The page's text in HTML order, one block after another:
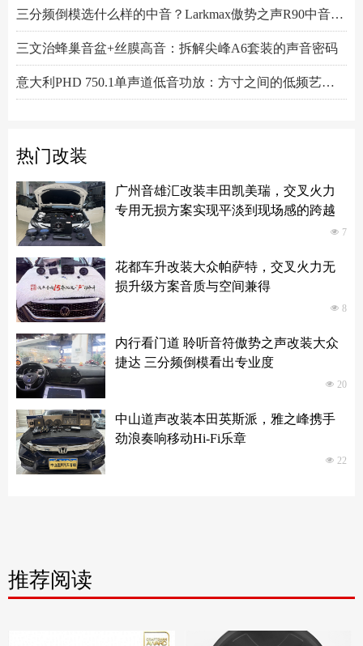
热门改装
广州音雄汇改装丰田凯美瑞，交叉火力
专用无损方案实现平淡到现场感的跨越
넶 7
花都车升改装大众帕萨特，交叉火力无
损升级方案音质与空间兼得
넶 8
内行看门道 聆听音符傲势之声改装大众
捷达 三分频倒模看出专业度
넶 20
中山道声改装本田英斯派，雅之峰携手
劲浪奏响移动Hi-Fi乐章
넶 22
推荐阅读
三文治蜂巢音盆+丝膜高音：拆解尖峰A6套装的声音密码